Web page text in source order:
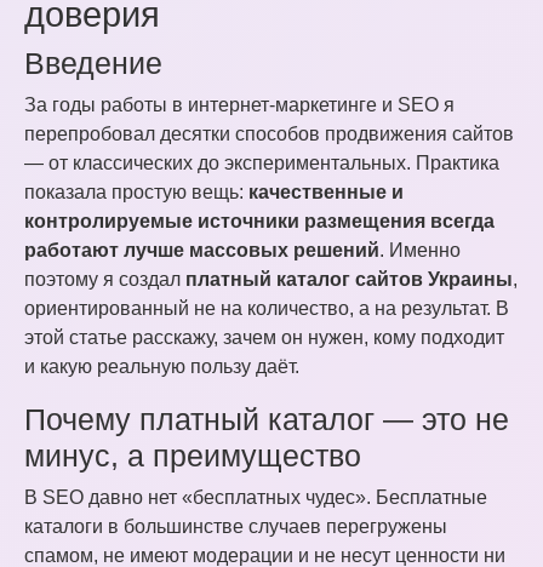
доверия
Введение
За годы работы в интернет-маркетинге и SEO я
перепробовал десятки способов продвижения сайтов
— от классических до экспериментальных. Практика
показала простую вещь: качественные и
контролируемые источники размещения всегда
работают лучше массовых решений. Именно
поэтому я создал платный каталог сайтов Украины,
ориентированный не на количество, а на результат. В
этой статье расскажу, зачем он нужен, кому подходит
и какую реальную пользу даёт.
Почему платный каталог — это не
минус, а преимущество
В SEO давно нет «бесплатных чудес». Бесплатные
каталоги в большинстве случаев перегружены
спамом, не имеют модерации и не несут ценности ни